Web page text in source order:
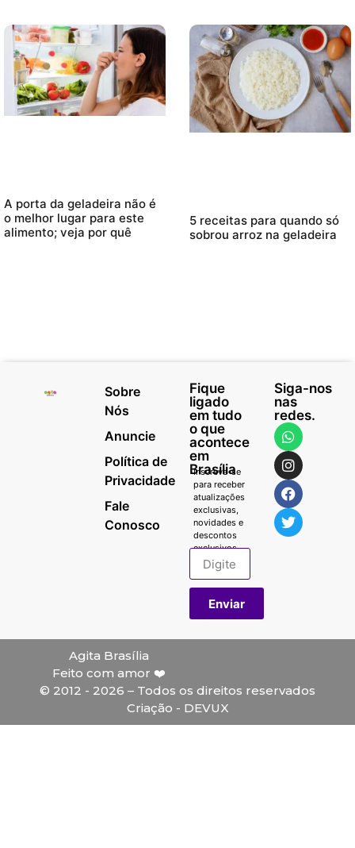
A porta da geladeira não é
o melhor lugar para este
alimento; veja por quê
5 receitas para quando só
sobrou arroz na geladeira
Sobre
Nós
Anuncie
Política de
Privacidade
Fale
Conosco
Fique
ligado
em tudo
o que
acontece
em
Brasília
Inscreva-se
para receber
atualizações
exclusivas,
novidades e
descontos
exclusivos.
Enviar
Siga-nos
nas
redes.
Agita Brasília
Feito com amor ❤️
© 2012 - 2026 – Todos os direitos reservados
Criação - DEVUX